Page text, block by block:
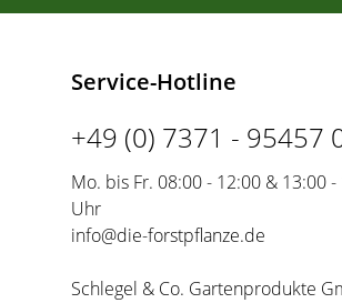
Service-Hotline
+49 (0) 7371 - 95457
Mo. bis Fr. 08:00 - 12:00 & 13:00 -
Uhr
info@die-forstpflanze.de
Schlegel & Co. Gartenprodukte